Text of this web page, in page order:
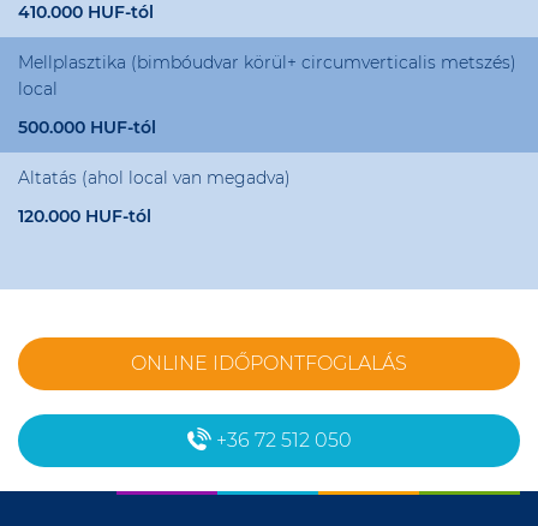
410.000 HUF-tól
Mellplasztika (bimbóudvar körül+ circumverticalis metszés)
local
500.000 HUF-tól
Altatás (ahol local van megadva)
120.000 HUF-tól
ONLINE IDŐPONTFOGLALÁS
+36 72 512 050